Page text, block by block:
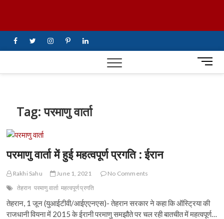
facebooktwitterinstagrampinterestlinkedin
M
e
Tag:परमाणु वार्ता
परमाणु वार्ता में हुई महत्वपूर्ण प्रगति : ईरान
Rakhi Sahu June 1, 2021
No Comments
तेहरान परमाणु वार्ता महत्वपूर्ण प्रगति
तेहरान, 1 जून (युआईटीवी/आईएएनएस)- तेहरान सरकार ने कहा कि ऑस्ट्रिया की
राजधानी वियना में 2015 के ईरानी परमाणु समझौते पर चल रही बातचीत में महत्वपूर्ण…